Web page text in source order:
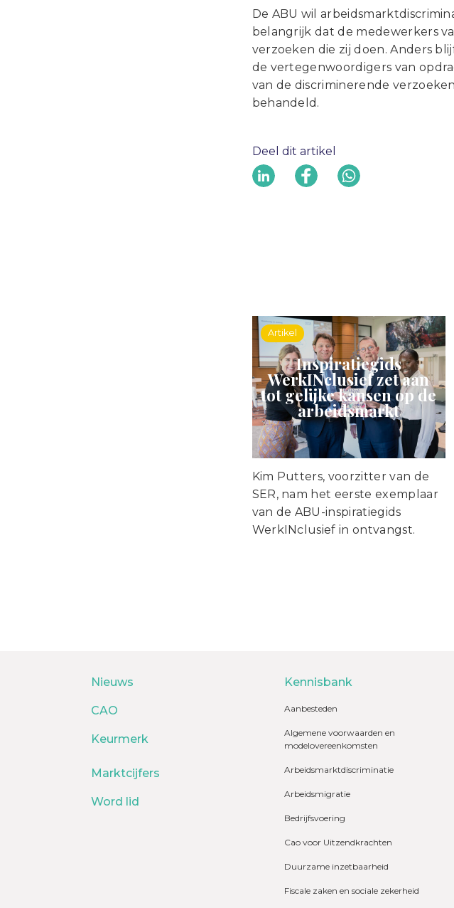
De ABU wil
belangrijk dat de medewerkers
verzoeken die zij doen. Anders
de vertegenwoordigers van
van de discriminerende
behandeld.
Deel dit artikel
Artikel
Inspiratiegids
WerkINclusief zet aan
tot gelijke kansen op de
arbeidsmarkt
Kim Putters, voorzitter van de
SER, nam het eerste exemplaar
van de ABU-inspiratiegids
WerkINclusief in ontvangst.
Nieuws
CAO
Keurmerk
Marktcijfers
Word lid
Kennisbank
Aanbesteden
Algemene voorwaarden en
modelovereenkomsten
Arbeidsmarktdiscriminatie
Arbeidsmigratie
Bedrijfsvoering
Cao voor Uitzendkrachten
Duurzame inzetbaarheid
Fiscale zaken en sociale zekerheid